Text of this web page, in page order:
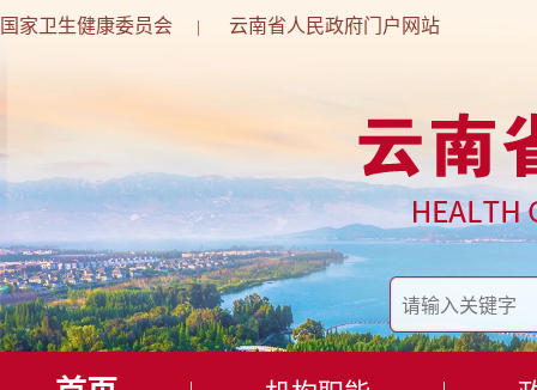
国家卫生健康委员会 云南省人民政府门户网站